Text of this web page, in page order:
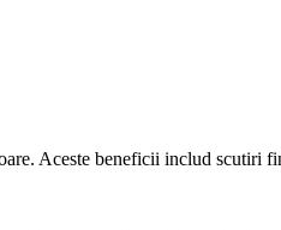
Aceste beneficii includ scutiri